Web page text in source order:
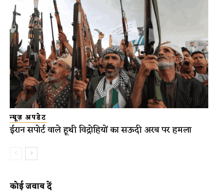
न्यूज़ अपडेट
ईरान सपोर्ट वाले हूथी विद्रोहियों का सऊदी अरब पर हमला
कोई जवाब दें